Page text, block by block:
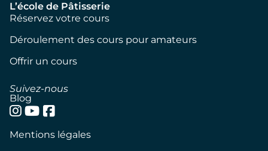
L’école de Pâtisserie
Réservez votre cours
Déroulement des cours pour amateurs
Offrir un cours
Suivez-nous
Blog
Mentions légales